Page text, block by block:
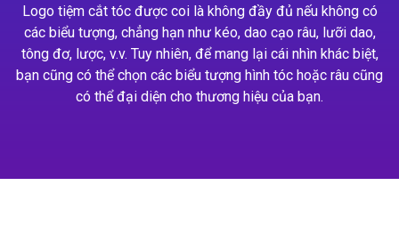
Logo tiệm cắt tóc được coi là không đầy đủ nếu không có
các biểu tượng, chẳng hạn như kéo, dao cạo râu, lưỡi dao,
tông đơ, lược, v.v. Tuy nhiên, để mang lại cái nhìn khác biệt,
bạn cũng có thể chọn các biểu tượng hình tóc hoặc râu cũng
có thể đại diện cho thương hiệu của bạn.